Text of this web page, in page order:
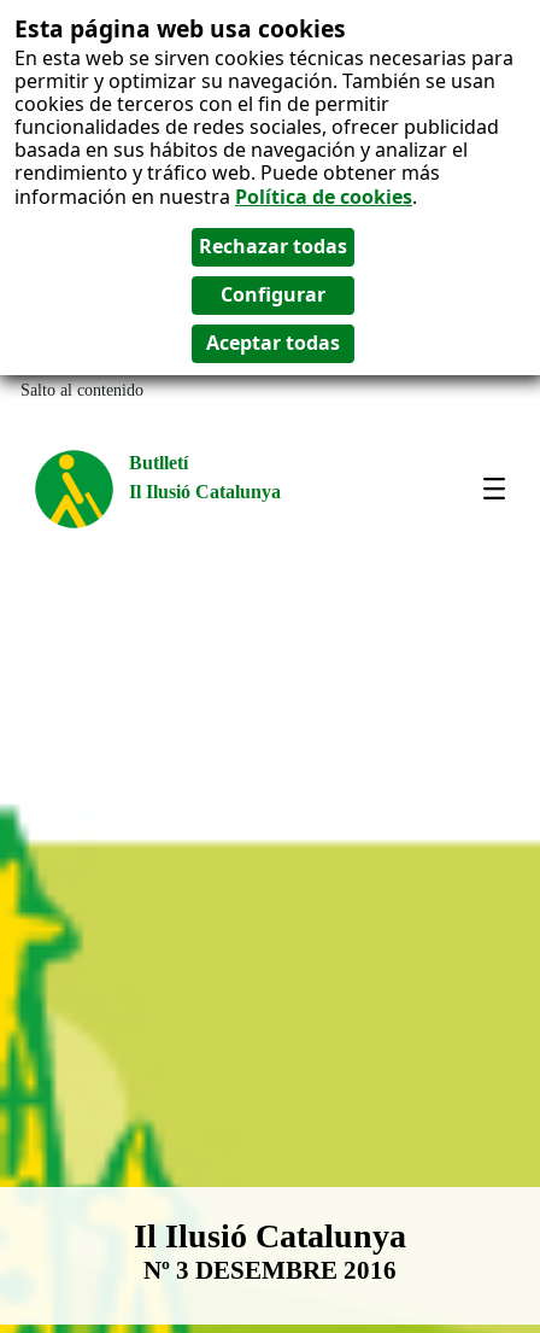
Esta página web usa cookies
En esta web se sirven cookies técnicas necesarias para
permitir y optimizar su navegación. También se usan
cookies de terceros con el fin de permitir
funcionalidades de redes sociales, ofrecer publicidad
basada en sus hábitos de navegación y analizar el
rendimiento y tráfico web. Puede obtener más
información en nuestra Política de cookies.
Salto al contenido
Butlletí
Il Ilusió Catalunya
Boletín Il·lusió Catalunya
Il Ilusió Catalunya
Nº 3 DESEMBRE 2016